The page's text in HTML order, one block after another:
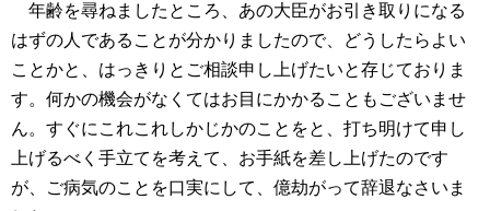
年齢を尋ねましたところ、あの大臣がお引き取りになる
はずの人であることが分かりましたので、どうしたらよい
ことかと、はっきりとご相談申し上げたいと存じておりま
す。何かの機会がなくてはお目にかかることもございませ
ん。すぐにこれこれしかじかのことをと、打ち明けて申し
上げるべく手立てを考えて、お手紙を差し上げたのです
が、ご病気のことを口実にして、億劫がって辞退なさいま